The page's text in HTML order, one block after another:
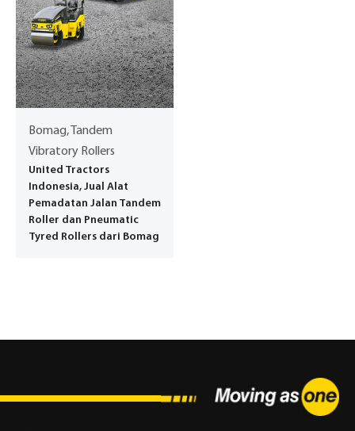
Bomag, Tandem
Vibratory Rollers
United Tractors
Indonesia, Jual Alat
Pemadatan Jalan Tandem
Roller dan Pneumatic
Tyred Rollers dari Bomag